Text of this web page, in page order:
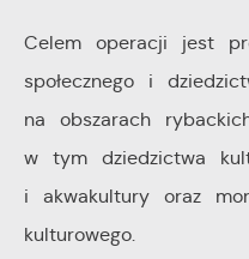
Celem operacji jest
społecznego i
na obszarach
w tym dziedzictwa
i akwakultury oraz
kulturowego.